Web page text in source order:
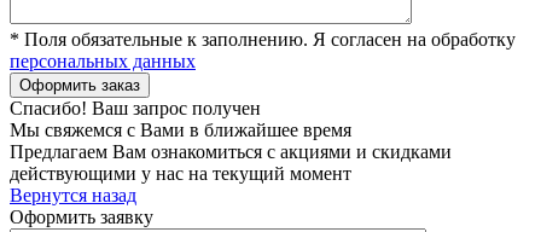
* Поля обязательные к заполнению. Я согласен на обработку
персональных данных
Спасибо! Ваш запрос получен
Мы свяжемся с Вами в ближайшее время
Предлагаем Вам ознакомиться с акциями и скидками
действующими у нас на текущий момент
Вернутся назад
Оформить заявку